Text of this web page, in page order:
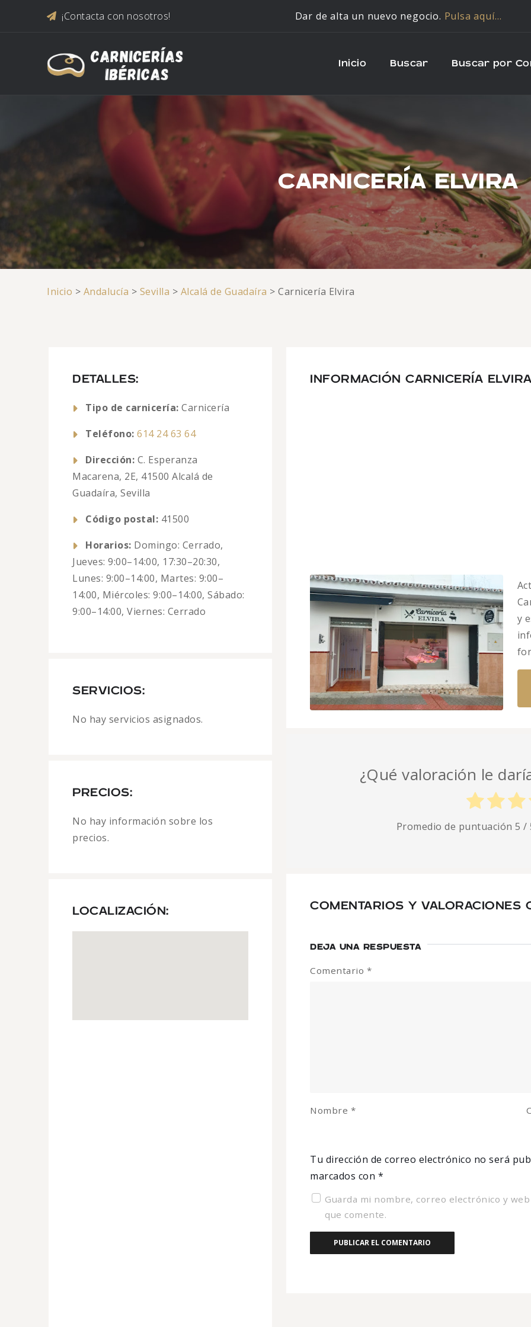
¡Contacta con nosotros! Dar de alta un nuevo negocio. Pulsa aquí…
Inicio Buscar Buscar por
CARNICERÍA ELVIRA
Inicio > Andalucía > Sevilla > Alcalá de Guadaíra >Carnicería Elvira
DETALLES:
Tipo de carnicería: Carnicería
Teléfono: 614 24 63 64
Dirección: C. Esperanza
Macarena, 2E, 41500 Alcalá de
Guadaíra, Sevilla
Código postal: 41500
Horarios: Domingo: Cerrado,
Jueves: 9:00–14:00, 17:30–20:30,
Lunes: 9:00–14:00, Martes: 9:00–
14:00, Miércoles: 9:00–14:00, Sábado:
9:00–14:00, Viernes: Cerrado
SERVICIOS:
No hay servicios asignados.
PRECIOS:
No hay información sobre los
precios.
LOCALIZACIÓN:
INFORMACIÓN CARNICERÍA
y
¿Qué valoración le
Promedio de puntuación5 /
COMENTARIOS Y VALORACIONES
DEJA UNA RESPUESTA
Tu dirección de correo electrónico no será
marcados con *
Comentario *
Nombre *
Guarda mi nombre, correo electrónico y
que comente.